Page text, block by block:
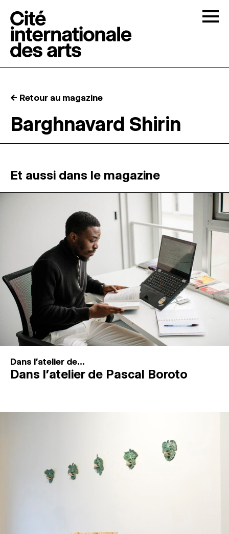
RÉSIDENCES ↓
ATELIERS OUVERTS
ESPACES DE PRATIQUE ARTISTIQUE ↓
Recherche
Connexion
↓
← Retour au magazine
Barghnavard Shirin
Et aussi dans le magazine
Dans l'atelier de...
Dans l’atelier de Pascal Boroto